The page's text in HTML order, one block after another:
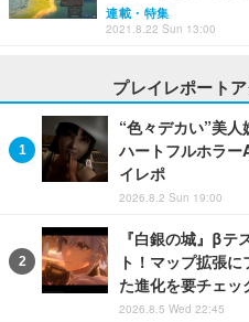
連載・特集
2021.8.22 Sun 13:00
プレイレポート
“色々デカい”美人
ハートフルホラー
イレポ
2026.8.2 Sun 19:00
『白銀の城』βテ
ト！マップ拡張
た進化を要チェッ
2026.8.5 Wed 22:45